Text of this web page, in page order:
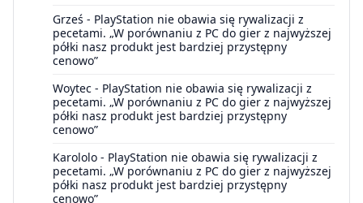
Grześ - PlayStation nie obawia się rywalizacji z
pecetami. „W porównaniu z PC do gier z najwyższej
półki nasz produkt jest bardziej przystępny
cenowo”
Woytec - PlayStation nie obawia się rywalizacji z
pecetami. „W porównaniu z PC do gier z najwyższej
półki nasz produkt jest bardziej przystępny
cenowo”
Karololo - PlayStation nie obawia się rywalizacji z
pecetami. „W porównaniu z PC do gier z najwyższej
półki nasz produkt jest bardziej przystępny
cenowo”